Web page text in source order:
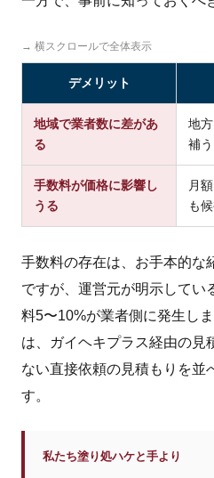
→ 横スクロールで全体表示
デメリット
地域で業者数に差があ
る
地
補う
手数料が価格に影響し
うる
月
も
手数料の存在は、お手本的な
ですが、運営元が明示してい
料5〜10%が業者側に発生し
は、ガイヘキプラス経由の見
ない直接依頼の見積もりを並
す。
私たち塗り処ハケと手より